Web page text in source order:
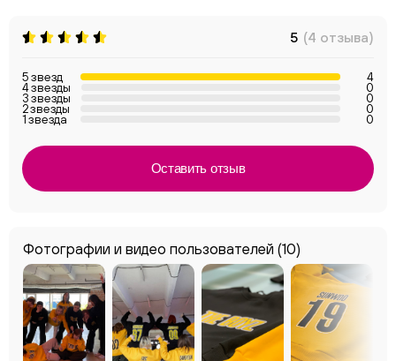
Фотографии и видео пользователей (10)
5 (4 отзыва)
5 звезд 4
4 звезды 0
3 звезды 0
2 звезды 0
1 звезда 0
Оставить отзыв